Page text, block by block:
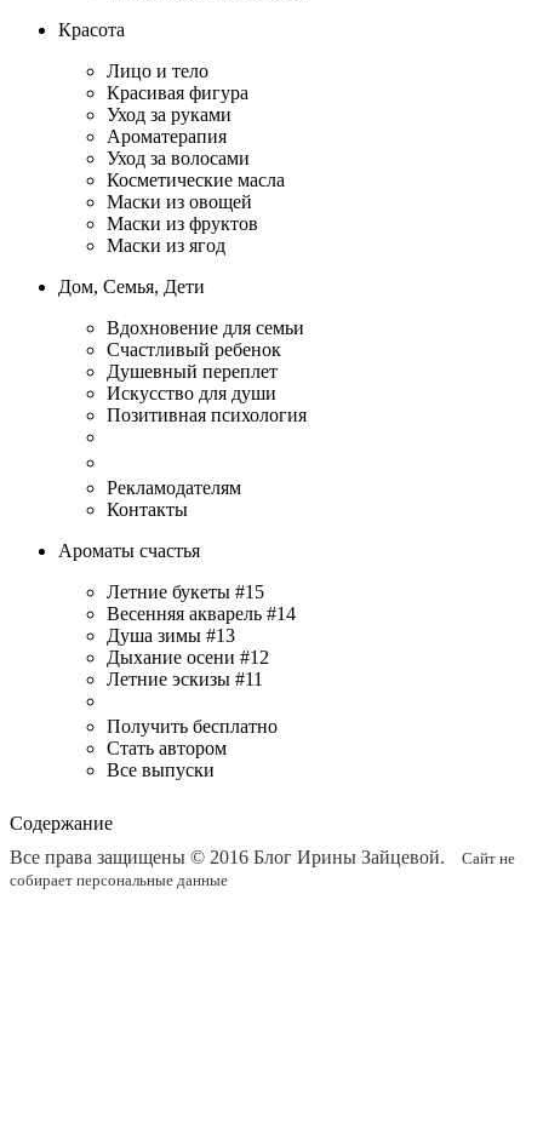
Красота
Лицо и тело
Красивая фигура
Уход за руками
Ароматерапия
Уход за волосами
Косметические масла
Маски из овощей
Маски из фруктов
Маски из ягод
Дом, Семья, Дети
Вдохновение для семьи
Счастливый ребенок
Душевный переплет
Искусство для души
Позитивная психология
Рекламодателям
Контакты
Ароматы счастья
Летние букеты #15
Весенняя акварель #14
Душа зимы #13
Дыхание осени #12
Летние эскизы #11
Получить бесплатно
Стать автором
Все выпуски
Содержание
Все права защищены © 2016 Блог Ирины Зайцевой.
Сайт не
собирает персональные данные